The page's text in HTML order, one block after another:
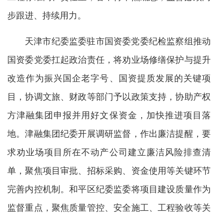
步跟进、持续用力。
天津市纪委监委驻市国资委党委纪检监察组推动
国资委党委扛起政治责任，将劝业场修缮保护与提升
改造作为振兴国企老字号、国资提质发展的关键项
目，协调文旅、财政等部门予以政策支持，协助产权
方津融集团申报并用好文保资金，加快推进项目落
地。津融集团纪委开展调研监督，作出廉洁提醒，要
求劝业场项目所在不动产公司建立廉洁风险排查清
单，聚焦项目审批、招标采购、资金使用等关键环节
完善内控机制。和平区纪委监委将项目建设质量作为
监督重点，聚焦质量管控、安全施工、工程验收等关